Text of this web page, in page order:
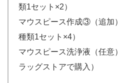
類1セット×2）
マウスピース作成③（追加
種類1セット×4）
マウスピース洗浄液（任意
ラッグストアで購入）